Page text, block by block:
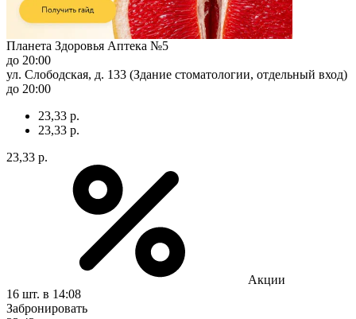
Планета Здоровья Аптека №5
до 20:00
ул. Слободская, д. 133 (Здание стоматологии, отдельный вход)
до 20:00
23,33 р.
23,33 р.
23,33 р.
Акции
16 шт. в 14:08
Забронировать